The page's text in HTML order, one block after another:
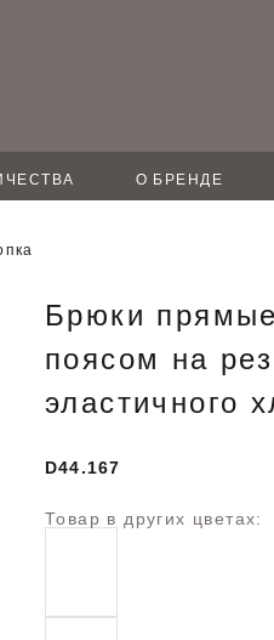
О БРЕНДЕ
Брюки
поясом на
эластичного
D44.167
Товар в других цветах: